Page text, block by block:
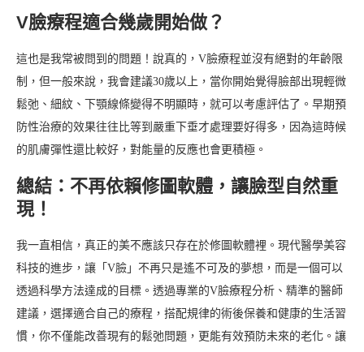
V臉療程適合幾歲開始做？
這也是我常被問到的問題！說真的，V臉療程並沒有絕對的年齡限
制，但一般來說，我會建議30歲以上，當你開始覺得臉部出現輕微
鬆弛、細紋、下顎線條變得不明顯時，就可以考慮評估了。早期預
防性治療的效果往往比等到嚴重下垂才處理要好得多，因為這時候
的肌膚彈性還比較好，對能量的反應也會更積極。
總結：不再依賴修圖軟體，讓臉型自然重
現！
我一直相信，真正的美不應該只存在於修圖軟體裡。現代醫學美容
科技的進步，讓「V臉」不再只是遙不可及的夢想，而是一個可以
透過科學方法達成的目標。透過專業的V臉療程分析、精準的醫師
建議，選擇適合自己的療程，搭配規律的術後保養和健康的生活習
慣，你不僅能改善現有的鬆弛問題，更能有效預防未來的老化。讓